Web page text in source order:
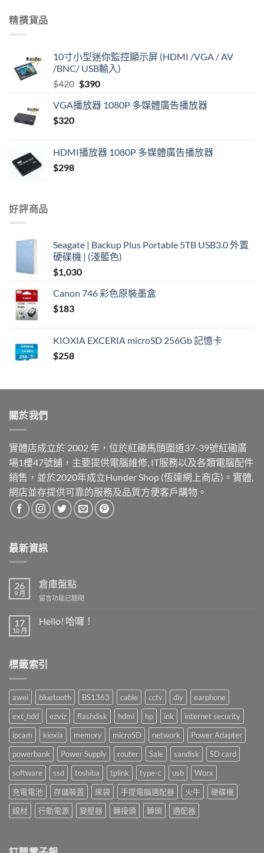
精撰貨品
10寸小型迷你監控顯示屏 (HDMI /VGA / AV
/BNC/ USB輸入)
$420 Original
was:
$390Current
is:
VGA播放器 1080P 多媒體廣告播放器
$320
HDMI播放器 1080P 多媒體廣告播放器
$298
好評商品
Seagate | Backup Plus Portable 5TB USB3.0 外置
硬碟機 | (淺籃色)
$1,030
Canon 746 彩色原裝墨盒
$183
KIOXIA EXCERIA microSD 256Gb 記憶卡
$258
關於我們
實體店成立於 2002 年，位於紅磡馬頭圍道37-39號紅磡廣
場1樓47號舖，主要提供電腦維修, IT服務以及各類電腦配件
銷售，並於2020年成立Hunder Shop (恆達網上商店)。實體,
網店並存提供可靠的服務及品質方便客戶購物。
最新資訊
26
9 月
倉庫盤點
在
庫
留言功能已關閉
17
10 月
Hello! 哈囉！
中
標籤索引
awei bluetooth BS1363 cable cctv diy
earphone
ext_hdd
ezviz flashdisk hdmi hp ink
internet security
ipcam
kioxia memory microSD network
Power Adapter
powerbank
Power Supply router Sale sandisk
SD card
software
ssd toshiba tplink type-c usb
Worx
充電電池
存儲裝置 尿袋 手提電腦適配器 火牛
硬碟機
線材
行動電源 變壓器 轉接頭 轉頭 適配器